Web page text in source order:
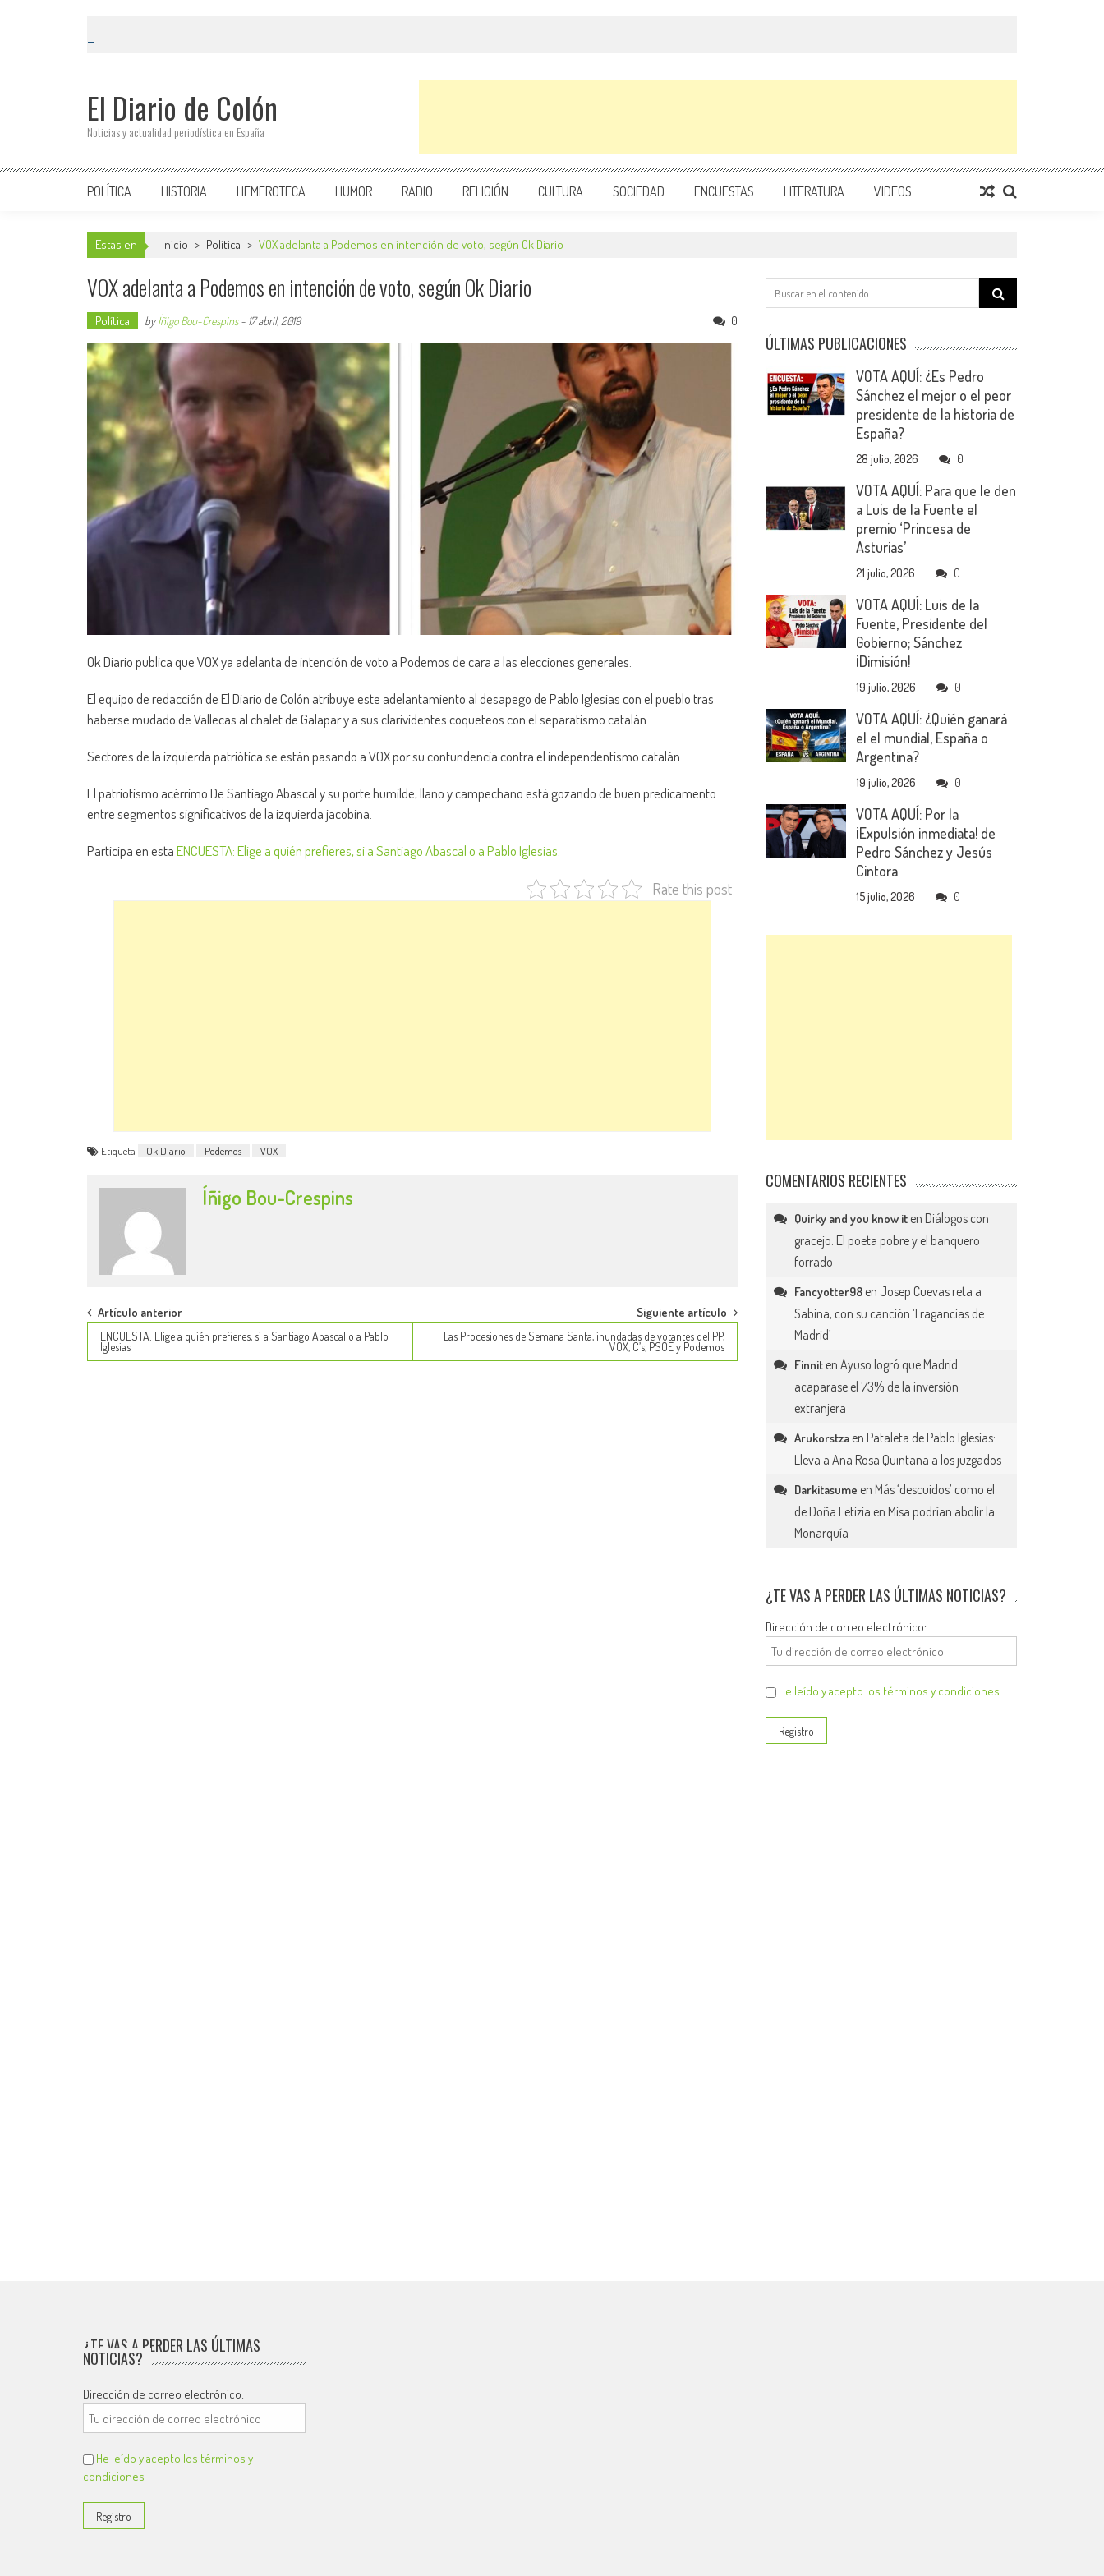
El Diario de Colón
Noticias y actualidad periodística en España
POLÍTICA HISTORIA HEMEROTECA HUMOR RADIO RELIGIÓN CULTURA SOCIEDAD ENCUESTAS LITERATURA VIDEOS
Estas en Inicio > Política > VOX adelanta a Podemos en intención de voto, según Ok Diario
VOX adelanta a Podemos en intención de voto, según Ok Diario
Política byÍñigo Bou-Crespins- 17 abril, 2019 0
Ok Diario publica que VOX ya adelanta de intención de voto a Podemos de cara a las elecciones generales.
El equipo de redacción de El Diario de Colón atribuye este adelantamiento al desapego de Pablo Iglesias con el pueblo tras
haberse mudado de Vallecas al chalet de Galapar y a sus clarividentes coqueteos con el separatismo catalán.
Sectores de la izquierda patriótica se están pasando a VOX por su contundencia contra el independentismo catalán.
El patriotismo acérrimo De Santiago Abascal y su porte humilde, llano y campechano está gozando de buen predicamento
entre segmentos significativos de la izquierda jacobina.
Participa en estaENCUESTA: Elige a quién prefieres, si a Santiago Abascal o a Pablo Iglesias.
Rate this post
Etiqueta Ok Diario Podemos VOX
Íñigo Bou-Crespins
Post
navigation
Artículo anterior
ENCUESTA: Elige a quién prefieres, si a Santiago Abascal o a Pablo
Iglesias
Siguiente artículo
Las Procesiones de Semana Santa, inundadas de votantes del PP,
VOX, C’s, PSOE y Podemos
Search
for:
ÚLTIMAS PUBLICACIONES
VOTA AQUÍ: ¿Es Pedro
Sánchez el mejor o el peor
presidente de la historia de
España?
28 julio, 2026 0
VOTA AQUÍ: Para que le den
a Luis de la Fuente el
premio ‘Princesa de
Asturias’
21 julio, 2026 0
VOTA AQUÍ: Luis de la
Fuente, Presidente del
Gobierno; Sánchez
¡Dimisión!
19 julio, 2026 0
VOTA AQUÍ: ¿Quién ganará
el el mundial, España o
Argentina?
19 julio, 2026 0
VOTA AQUÍ: Por la
¡Expulsión inmediata! de
Pedro Sánchez y Jesús
Cintora
15 julio, 2026 0
COMENTARIOS RECIENTES
Quirky and you know it en Diálogos con
gracejo: El poeta pobre y el banquero
forrado
Fancyotter98 en Josep Cuevas reta a
Sabina, con su canción ‘Fragancias de
Madrid’
Finnit enAyuso logró que Madrid
acaparase el 73% de la inversión
extranjera
Arukorstza en Pataleta de Pablo Iglesias:
Lleva a Ana Rosa Quintana a los juzgados
Darkitasume en Más ‘descuidos’ como el
de Doña Letizia en Misa podrían abolir la
Monarquía
¿TE VAS A PERDER LAS ÚLTIMAS NOTICIAS?
Dirección de correo electrónico:
He leído y acepto los términos y condiciones
¿TE VAS A PERDER LAS ÚLTIMAS
NOTICIAS?
Dirección de correo electrónico:
He leído y acepto los términos y
condiciones